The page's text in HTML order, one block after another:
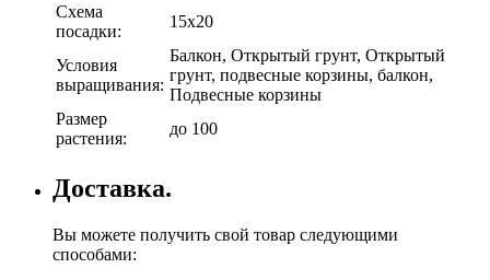
Схема
посадки:
15х20
Условия
выращивания:
Балкон, Открытый грунт, Открытый
грунт, подвесные корзины, балкон,
Подвесные корзины
Размер
растения:
до 100
Доставка.
Вы можете получить свой товар следующими
способами: